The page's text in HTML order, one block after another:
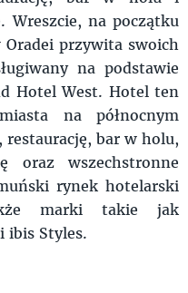
Wreszcie, na początku
przywita swoich
na podstawie
Hotel West. Hotel ten
na północnym
bar w holu,
oraz wszechstronne
rynek hotelarski
marki takie jak
ibis Styles.